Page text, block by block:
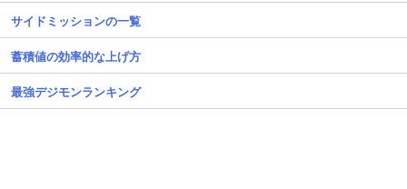
サイドミッションの一覧
蓄積値の効率的な上げ方
最強デジモンランキング